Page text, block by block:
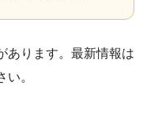
あります。最新情報は
。